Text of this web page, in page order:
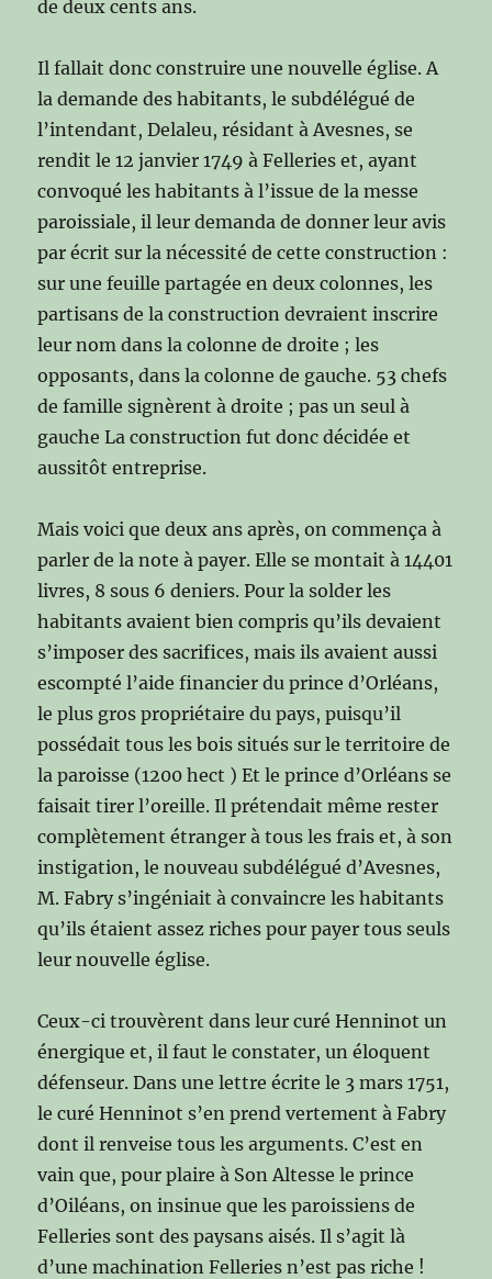
de deux cents ans.
Il fallait donc construire une nouvelle église. A
la demande des habitants, le subdélégué de
l’intendant, Delaleu, résidant à Avesnes, se
rendit le 12 janvier 1749 à Felleries et, ayant
convoqué les habitants à l’issue de la messe
paroissiale, il leur demanda de donner leur avis
par écrit sur la nécessité de cette construction :
sur une feuille partagée en deux colonnes, les
partisans de la construction devraient inscrire
leur nom dans la colonne de droite ; les
opposants, dans la colonne de gauche. 53 chefs
de famille signèrent à droite ; pas un seul à
gauche La construction fut donc décidée et
aussitôt entreprise.
Mais voici que deux ans après, on commença à
parler de la note à payer. Elle se montait à 14401
livres, 8 sous 6 deniers. Pour la solder les
habitants avaient bien compris qu’ils devaient
s’imposer des sacrifices, mais ils avaient aussi
escompté l’aide financier du prince d’Orléans,
le plus gros propriétaire du pays, puisqu’il
possédait tous les bois situés sur le territoire de
la paroisse (1200 hect ) Et le prince d’Orléans se
faisait tirer l’oreille. Il prétendait même rester
complètement étranger à tous les frais et, à son
instigation, le nouveau subdélégué d’Avesnes,
M. Fabry s’ingéniait à convaincre les habitants
qu’ils étaient assez riches pour payer tous seuls
leur nouvelle église.
Ceux-ci trouvèrent dans leur curé Henninot un
énergique et, il faut le constater, un éloquent
défenseur. Dans une lettre écrite le 3 mars 1751,
le curé Henninot s’en prend vertement à Fabry
dont il renveise tous les arguments. C’est en
vain que, pour plaire à Son Altesse le prince
d’Oiléans, on insinue que les paroissiens de
Felleries sont des paysans aisés. Il s’agit là
d’une machination Felleries n’est pas riche !